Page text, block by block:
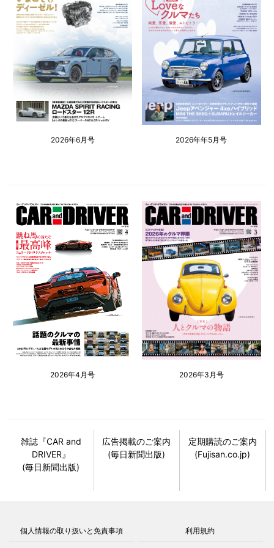
2026年6月号 2026年年5月号
2026年4月号 2026年3月号
雑誌『CAR and
DRIVER』
(毎日新聞出版)
広告掲載のご案内
(毎日新聞出版)
定期購読のご案内
(Fujisan.co.jp)
個人情報の取り扱いと免責事項 利用規約